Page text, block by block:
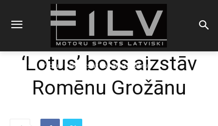
F1 'Lotus' boss aizstāv Romēnu Grožānu
‘Lotus’ boss aizstāv
Romēnu Grožānu